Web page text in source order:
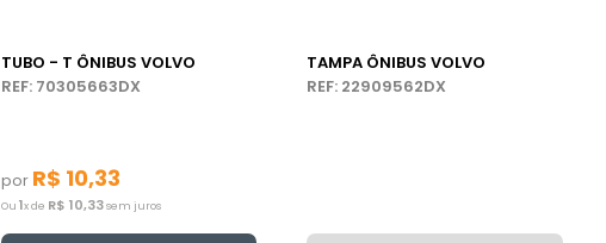
TUBO - T ÔNIBUS VOLVO
REF: 70305663DX
por R$ 10,33
Ou 1x de R$ 10,33sem juros
TAMPA ÔNIBUS VOLVO
REF: 22909562DX